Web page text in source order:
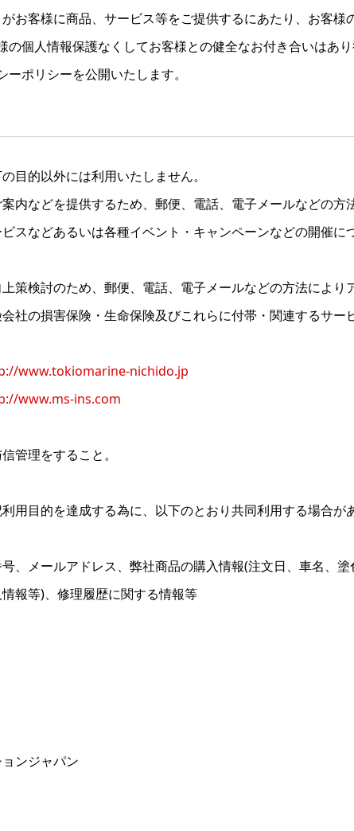
お客様に商品、サービス等をご提供するにあたり、お客
の個人情報保護なくしてお客様との健全なお付き合いはあ
ポリシーを公開いたします。
目的以外には利用いたしません。
内などを提供するため、郵便、電話、電子メールなどの方
スなどあるいは各種イベント・キャンペーンなどの開催
策検討のため、郵便、電話、電子メールなどの方法により
社の損害保険・生命保険及びこれらに付帯・関連するサー
www.tokiomarine-nichido.jp
www.ms-ins.com
管理をすること。
用目的を達成する為に、以下のとおり共同利用する場合が
、メールアドレス、弊社商品の購入情報(注文日、車名、
報等)、修理履歴に関する情報等
ンジャパン